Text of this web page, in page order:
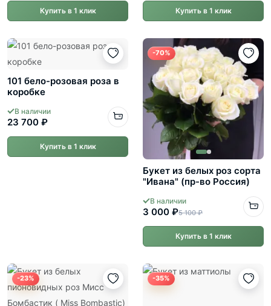
Купить в 1 клик Купить в 1 клик
101 бело-розовая роза в
коробке
В наличии
23 700 ₽
Купить в 1 клик
-70%
Букет из белых роз сорта
"Ивана" (пр-во Россия)
В наличии
3 000 ₽5 100 ₽
Купить в 1 клик
-23% -35%